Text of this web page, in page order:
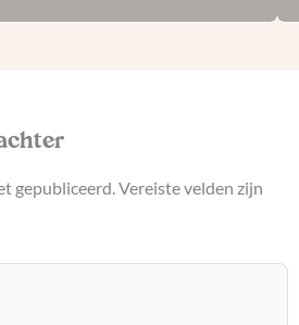
gepubliceerd.Vereiste velden zijn